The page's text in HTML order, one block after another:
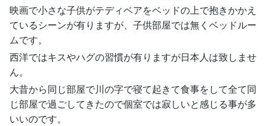
映画で小さな子供がテディベアをベッドの上で抱きかかえ
ているシーンが有りますが、子供部屋では無くベッドルー
ムです。
西洋ではキスやハグの習慣が有りますが日本人は致しませ
ん。
大昔から同じ部屋で川の字で寝て起きて食事をして全て同
じ部屋で過ごしてきたので個室では寂しいと感じる事が多
いいのです。